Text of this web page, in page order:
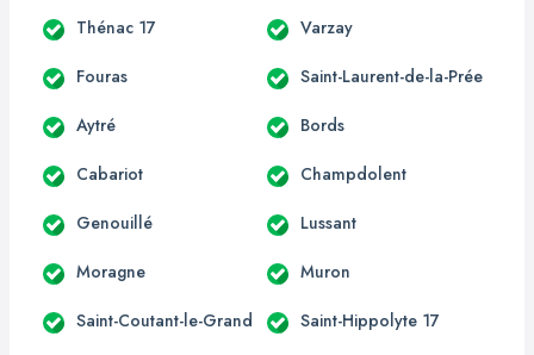
Thénac 17 Varzay
Fouras Saint-Laurent-de-la-Prée
Aytré Bords
Cabariot Champdolent
Genouillé Lussant
Moragne Muron
Saint-Coutant-le-Grand Saint-Hippolyte 17